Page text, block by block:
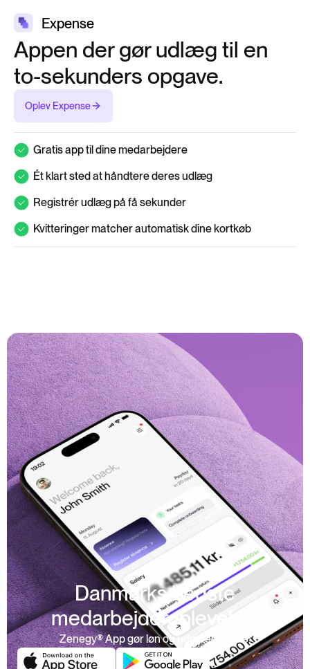
Expense
Appen der gør udlæg til en
to-sekunders opgave.
Oplev Expense
Gratis app til dine medarbejdere
Ét klart sted at håndtere deres udlæg
Registrér udlæg på få sekunder
Kvitteringer matcher automatisk dine kortkøb
Danmarks bedste
medarbejderoplevelse.
Zenegy® App gør løn og udgifter simple.